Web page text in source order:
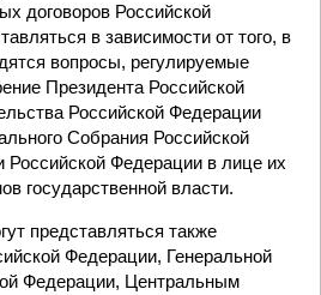
договоров Российской
в зависимости от того, в
вопросы, регулируемые
Президента Российской
Российской Федерации
Собрания Российской
Федерации в лице их
государственной власти.
представляться также
Федерации, Генеральной
Федерации, Центральным